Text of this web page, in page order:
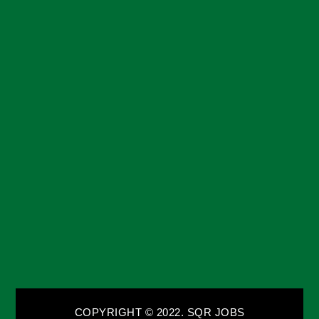
COPYRIGHT © 2022. SQR JOBS